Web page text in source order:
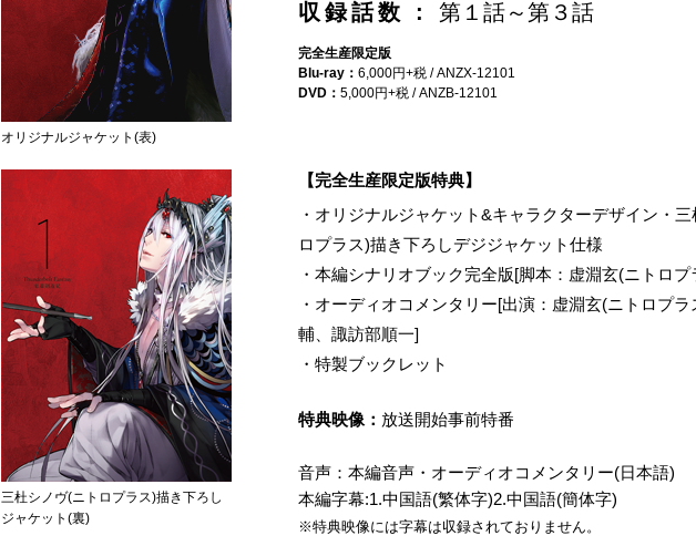
オリジナルジャケット(表)
三杜シノヴ(ニトロプラス)描き下ろし
ジャケット(裏)
収録話数 : 第１話～第３話
完全生産限定版
Blu-ray： 6,000円+税 / ANZX-12101
DVD： 5,000円+税 / ANZB-12101
【完全生産限定版特典】
・オリジナルジャケット&キャラクターデザイン・三
ロプラス)描き下ろしデジジャケット仕様
・本編シナリオブック完全版[脚本：虚淵玄(ニトロプ
・オーディオコメンタリー[出演：虚淵玄(ニトロプ
輔、諏訪部順一]
・特製ブックレット
特典映像： 放送開始事前特番
音声：本編音声・オーディオコメンタリー(日本語)
本編字幕:1.中国語(繁体字)2.中国語(簡体字)
※特典映像には字幕は収録されておりません。